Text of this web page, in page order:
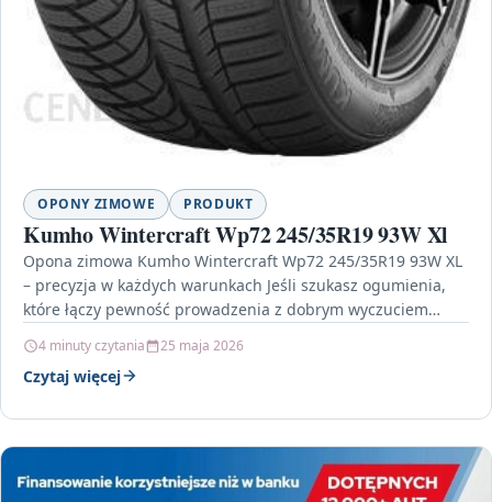
OPONY ZIMOWE PRODUKT
Kumho Wintercraft Wp72 245/35R19 93W Xl
Opona zimowa Kumho Wintercraft Wp72 245/35R19 93W XL
– precyzja w każdych warunkach Jeśli szukasz ogumienia,
które łączy pewność prowadzenia z dobrym wyczuciem
4 minuty czytania 25 maja 2026
Czytaj więcej